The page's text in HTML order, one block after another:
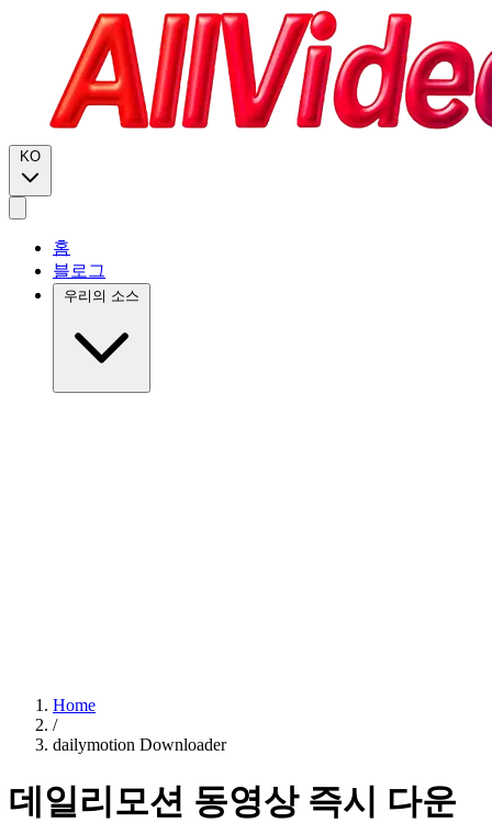
KO
홈
블로그
우리의 소스
Home
/
dailymotion Downloader
데일리모션 동영상 즉시 다운